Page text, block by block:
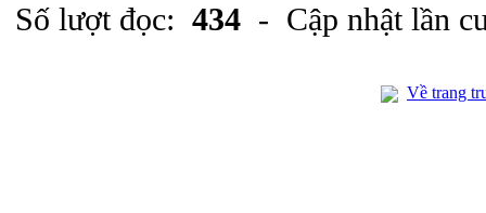
Số lượt đọc: 434 - Cập nhật lần
Về trang